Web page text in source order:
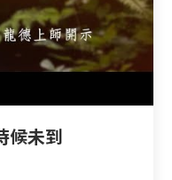
候未到